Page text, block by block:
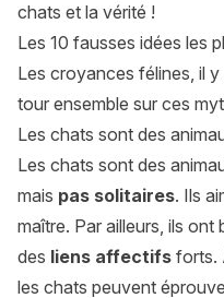
chats et la vérité !
Les 10 fausses idées les
Les croyances félines, il
tour ensemble sur ces
Les chats sont des
Les chats sont des
mais pas solitaires. Ils
maître. Par ailleurs, ils
des liens affectifs forts.
les chats peuvent